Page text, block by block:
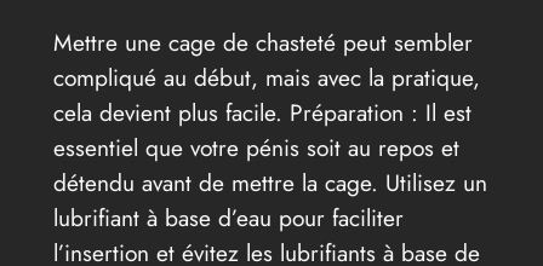
Mettre une cage de chasteté peut sembler
compliqué au début, mais avec la pratique,
cela devient plus facile. Préparation : Il est
essentiel que votre pénis soit au repos et
détendu avant de mettre la cage. Utilisez un
lubrifiant à base d’eau pour faciliter
l’insertion et évitez les lubrifiants à base de